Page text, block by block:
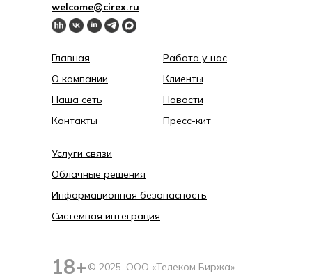
Главная
О компании
Наша сеть
Контакты
Работа у нас
Клиенты
Новости
Пресс-кит
welcome@cirex.ru
18+© 2025. ООО «Телеком Биржа»
Услуги связи
Облачные решения
Информационная безопасность
Системная интеграция